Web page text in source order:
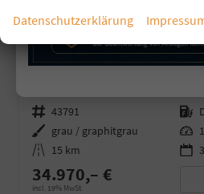
SKODA OCTAVIA COMBI
Fahrzeugnr. 43791 Kraftstoff
Außenfarbe grau / graphitgrau Leistung
Kilometerstand 15 km
34.970,– €
incl. 19% MwSt.
Datenschutzerklärung